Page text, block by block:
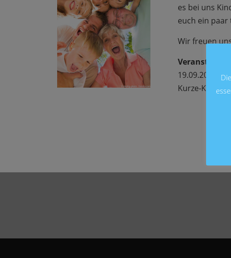
es bei uns
euch ein paar
Wir freuen
19.09.2015 –
Kurze-Kamp-